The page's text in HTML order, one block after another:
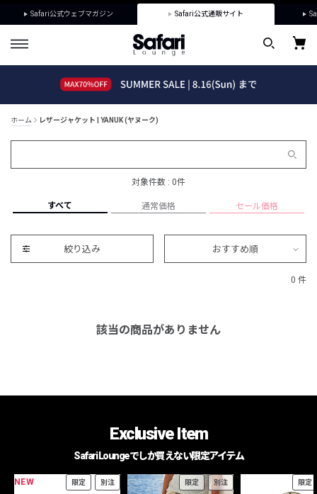
Safari公式ウェブマガジン Safari公式通販サイト
ホーム レザージャケット | YANUK (ヤヌーク)
対象件数 : 0件
すべて 通常価格 セール価格
絞り込み おすすめ順
0 件
該当の商品がありません
Exclusive Item
Safari Loungeでしか買えない限定アイテム
NEW 限定 別注 限定 別注 限定